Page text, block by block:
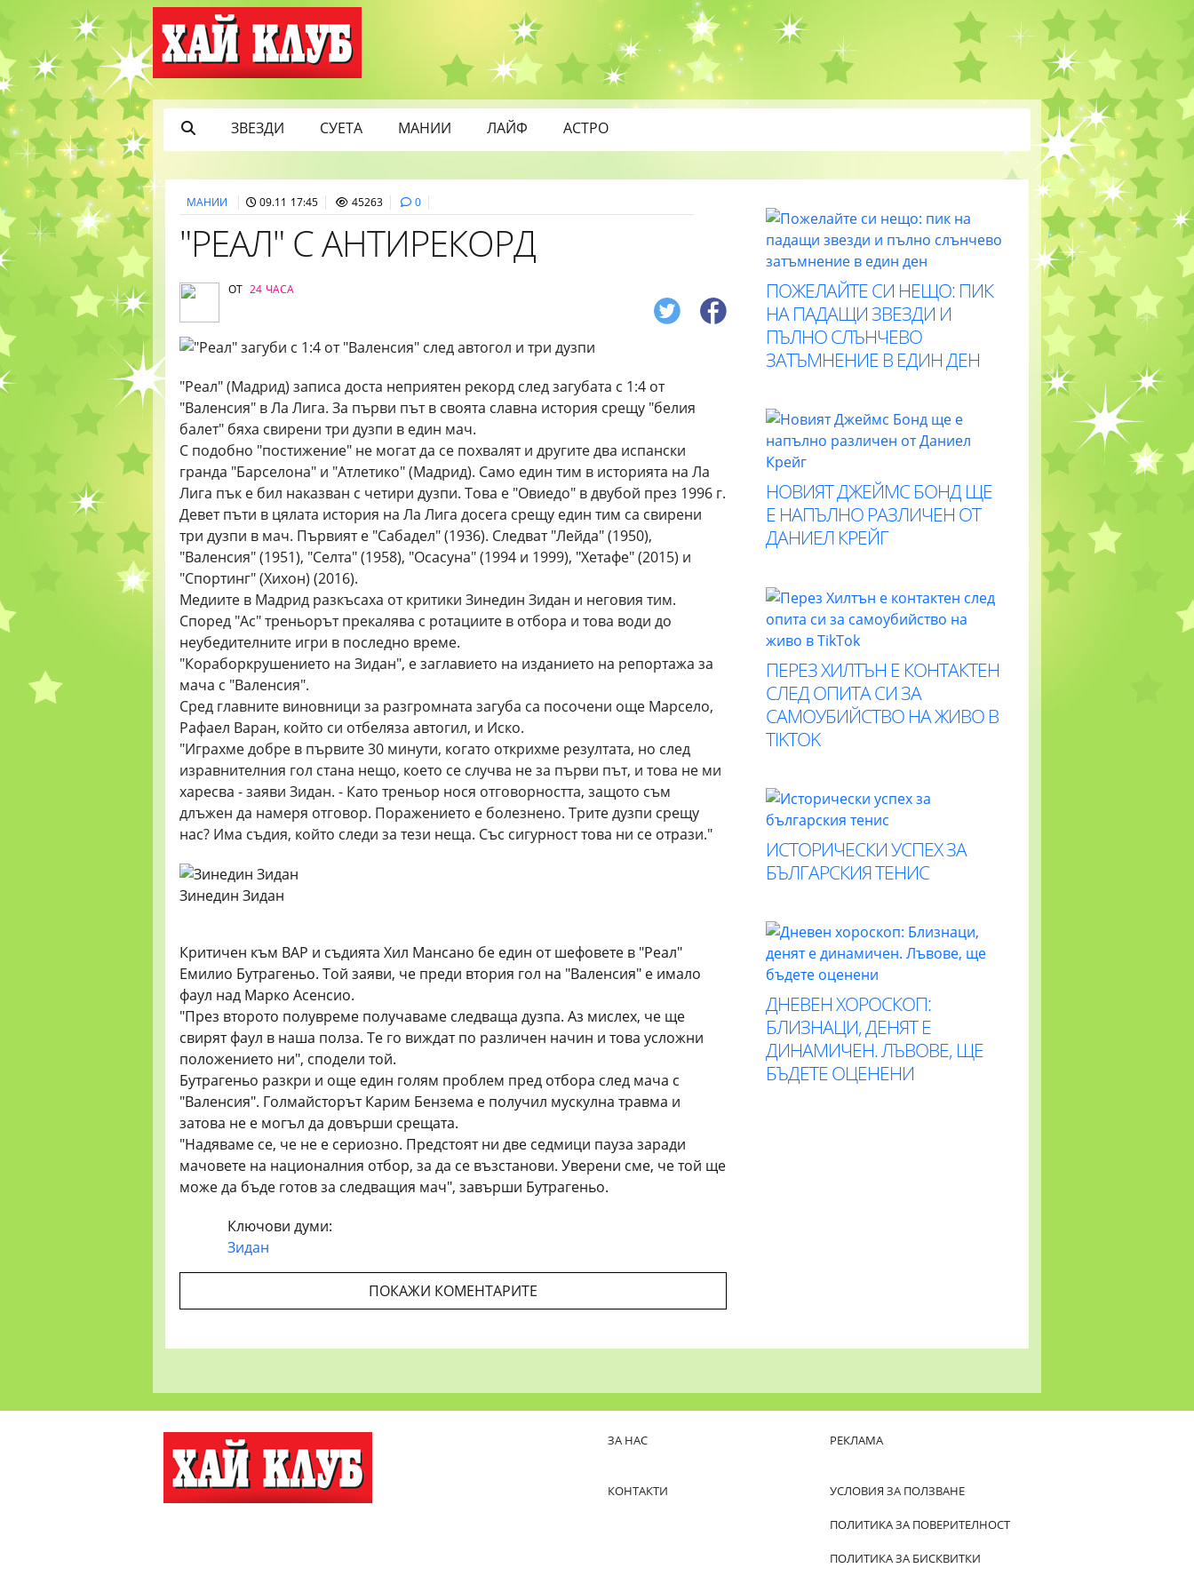
ЗВЕЗДИ СУЕТА МАНИИ ЛАЙФ АСТРО
МАНИИ 09.11 17:45 45263 0
"РЕАЛ" С АНТИРЕКОРД
ОТ 24 ЧАСА
"Реал" (Мадрид) записа доста неприятен рекорд след загубата с 1:4 от
"Валенсия" в Ла Лига. За първи път в своята славна история срещу "белия
балет" бяха свирени три дузпи в един мач.
С подобно "постижение" не могат да се похвалят и другите два испански
гранда "Барселона" и "Атлетико" (Мадрид). Само един тим в историята на Ла
Лига пък е бил наказван с четири дузпи. Това е "Овиедо" в двубой през 1996 г.
Девет пъти в цялата история на Ла Лига досега срещу един тим са свирени
три дузпи в мач. Първият е "Сабадел" (1936). Следват "Лейда" (1950),
"Валенсия" (1951), "Селта" (1958), "Осасуна" (1994 и 1999), "Хетафе" (2015) и
"Спортинг" (Хихон) (2016).
Медиите в Мадрид разкъсаха от критики Зинедин Зидан и неговия тим.
Според "Ас" треньорът прекалява с ротациите в отбора и това води до
неубедителните игри в последно време.
"Кораборкрушението на Зидан", е заглавието на изданието на репортажа за
мача с "Валенсия".
Сред главните виновници за разгромната загуба са посочени още Марсело,
Рафаел Варан, който си отбеляза автогил, и Иско.
"Играхме добре в първите 30 минути, когато открихме резултата, но след
изравнителния гол стана нещо, което се случва не за първи път, и това не ми
харесва - заяви Зидан. - Като треньор нося отговорността, защото съм
длъжен да намеря отговор. Поражението е болезнено. Трите дузпи срещу
нас? Има съдия, който следи за тези неща. Със сигурност това ни се отрази."
Зинедин Зидан
Критичен към ВАР и съдията Хил Мансано бе един от шефовете в "Реал"
Емилио Бутрагеньо. Той заяви, че преди втория гол на "Валенсия" е имало
фаул над Марко Асенсио.
"През второто полувреме получаваме следваща дузпа. Аз мислех, че ще
свирят фаул в наша полза. Те го виждат по различен начин и това усложни
положението ни", сподели той.
Бутрагеньо разкри и още един голям проблем пред отбора след мача с
"Валенсия". Голмайсторът Карим Бензема е получил мускулна травма и
затова не е могъл да довърши срещата.
"Надяваме се, че не е сериозно. Предстоят ни две седмици пауза заради
мачовете на националния отбор, за да се възстанови. Уверени сме, че той ще
може да бъде готов за следващия мач", завърши Бутрагеньо.
Ключови думи:
Зидан
ПОКАЖИ КОМЕНТАРИТЕ
ПОЖЕЛАЙТЕ СИ НЕЩО: ПИК
НА ПАДАЩИ ЗВЕЗДИ И
ПЪЛНО СЛЪНЧЕВО
ЗАТЪМНЕНИЕ В ЕДИН ДЕН
НОВИЯТ ДЖЕЙМС БОНД ЩЕ
Е НАПЪЛНО РАЗЛИЧЕН ОТ
ДАНИЕЛ КРЕЙГ
ПЕРЕЗ ХИЛТЪН Е КОНТАКТЕН
СЛЕД ОПИТА СИ ЗА
САМОУБИЙСТВО НА ЖИВО В
TIKTOK
ИСТОРИЧЕСКИ УСПЕХ ЗА
БЪЛГАРСКИЯ ТЕНИС
ДНЕВЕН ХОРОСКОП:
БЛИЗНАЦИ, ДЕНЯТ Е
ДИНАМИЧЕН. ЛЪВОВЕ, ЩЕ
БЪДЕТЕ ОЦЕНЕНИ
ЗА НАС
КОНТАКТИ
РЕКЛАМА
УСЛОВИЯ ЗА ПОЛЗВАНЕ
ПОЛИТИКА ЗА ПОВЕРИТЕЛНОСТ
ПОЛИТИКА ЗА БИСКВИТКИ